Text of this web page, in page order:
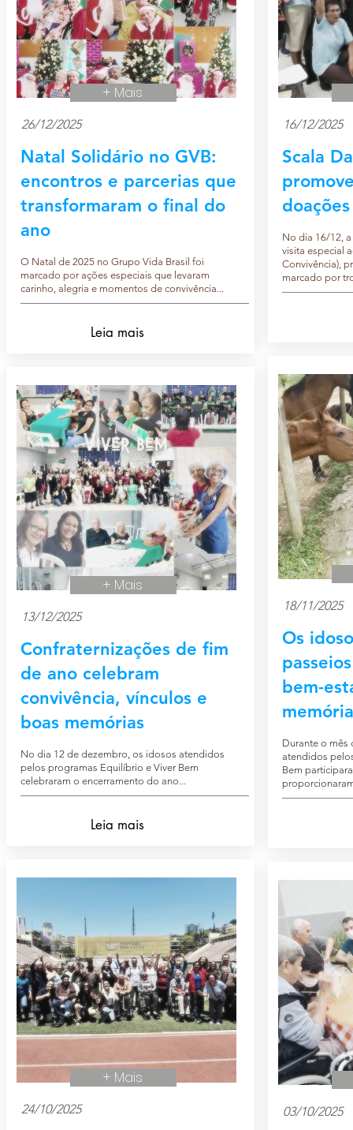
+ Mais
26/12/2025
Natal Solidário no GVB:
encontros e parcerias que
transformaram o final do
ano
O Natal de 2025 no Grupo Vida Brasil foi
marcado por ações especiais que levaram
carinho, alegria e momentos de convivência...
Leia mais
+ Mais
13/12/2025
Confraternizações de fim
de ano celebram
convivência, vínculos e
boas memórias
No dia 12 de dezembro, os idosos atendidos
pelos programas Equilíbrio e Viver Bem
celebraram o encerramento do ano...
Leia mais
+ Mais
24/10/2025
16/12/2025
Scala
doações
No dia 16/12, a
visita especial
Convivência),
marcado por
18/11/2025
Os
bem-
Durante o mês
atendidos
Bem
03/10/2025